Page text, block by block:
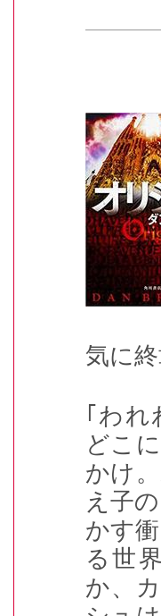
気に終
｢われ
どこ
かけ
え子
かす
る世
か、